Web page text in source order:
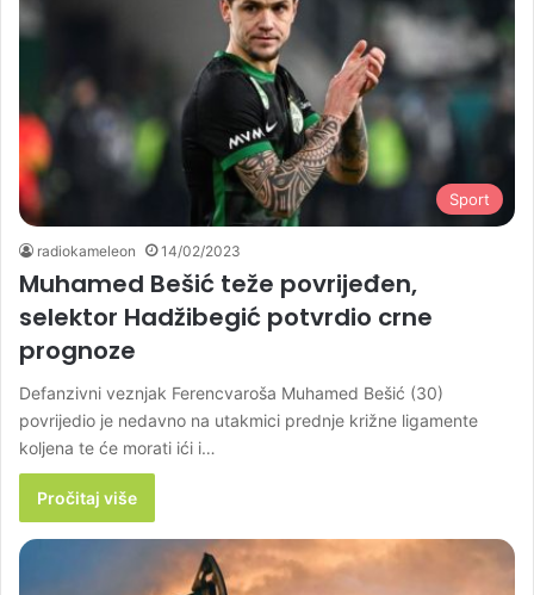
Sport
radiokameleon 14/02/2023
Muhamed Bešić teže povrijeđen,
selektor Hadžibegić potvrdio crne
prognoze
Defanzivni veznjak Ferencvaroša Muhamed Bešić (30)
povrijedio je nedavno na utakmici prednje križne ligamente
koljena te će morati ići i…
Pročitaj više